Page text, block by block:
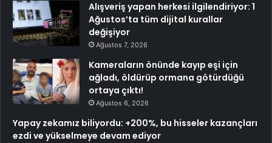
Alışveriş yapan herkesi ilgilendiriyor: 1
Ağustos’ta tüm dijital kurallar
değişiyor
Ağustos 7, 2026
Kameraların önünde kayıp eşi için
ağladı, öldürüp ormana götürdüğü
ortaya çıktı!
Ağustos 6, 2026
Yapay zekamız biliyordu: +200%, bu hisseler kazançları
ezdi ve yükselmeye devam ediyor